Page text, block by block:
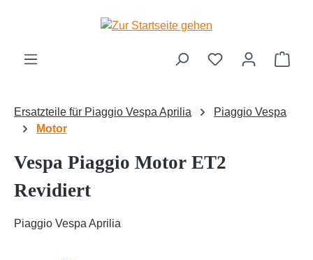
Zum Hauptinhalt springen
Ersatzteile für Piaggio Vespa Aprilia
Piaggio Vespa
Motor
Vespa Piaggio Motor ET2
Revidiert
Piaggio Vespa Aprilia